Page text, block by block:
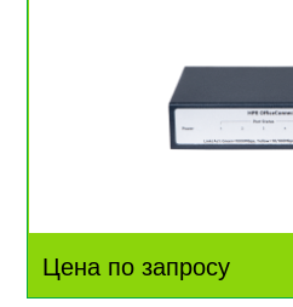
Цена по запросу